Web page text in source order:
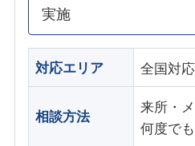
実施
対応エリア 全国対
相談方法
来所・
何度で